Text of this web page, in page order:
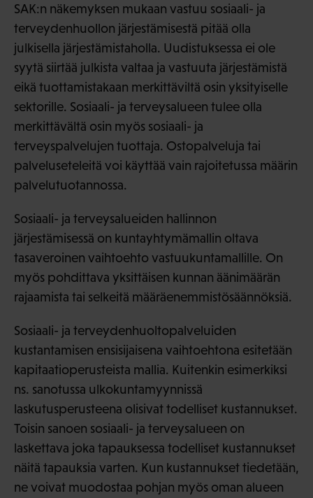
SAK:n näkemyksen mukaan vastuu sosiaali- ja
terveydenhuollon järjestämisestä pitää olla
julkisella järjestämistaholla. Uudistuksessa ei ole
syytä siirtää julkista valtaa ja vastuuta järjestämistä
eikä tuottamistakaan merkittäviltä osin yksityiselle
sektorille. Sosiaali- ja terveysalueen tulee olla
merkittävältä osin myös sosiaali- ja
terveyspalvelujen tuottaja. Ostopalveluja tai
palveluseteleitä voi käyttää vain rajoitetussa määrin
palvelutuotannossa.
Sosiaali- ja terveysalueiden hallinnon
järjestämisessä on kuntayhtymämallin oltava
tasaveroinen vaihtoehto vastuukuntamallille. On
myös pohdittava yksittäisen kunnan äänimäärän
rajaamista tai selkeitä määräenemmistösäännöksiä.
Sosiaali- ja terveydenhuoltopalveluiden
kustantamisen ensisijaisena vaihtoehtona esitetään
kapitaatioperusteista mallia. Kuitenkin esimerkiksi
ns. sanotussa ulkokuntamyynnissä
laskutusperusteena olisivat todelliset kustannukset.
Toisin sanoen sosiaali- ja terveysalueen on
laskettava joka tapauksessa todelliset kustannukset
näitä tapauksia varten. Kun kustannukset tiedetään,
ne voivat muodostaa pohjan myös oman alueen